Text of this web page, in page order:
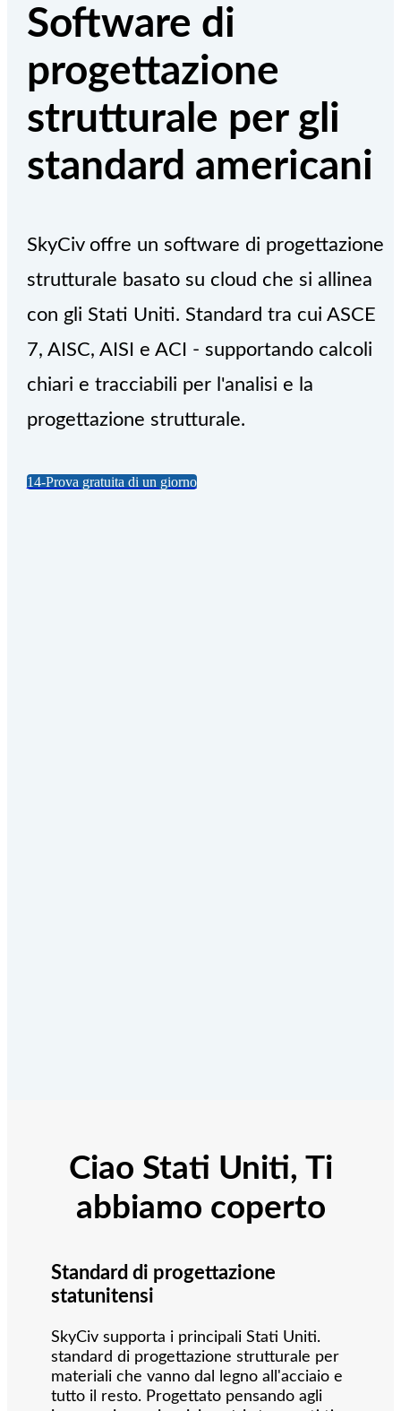
Software di
progettazione
strutturale per gli
standard americani
SkyCiv offre un software di progettazione
strutturale basato su cloud che si allinea
con gli Stati Uniti. Standard tra cui ASCE
7, AISC, AISI e ACI - supportando calcoli
chiari e tracciabili per l'analisi e la
progettazione strutturale.
14-Prova gratuita di un giorno
Ciao Stati Uniti, Ti
abbiamo coperto
Standard di progettazione
statunitensi
SkyCiv supporta i principali Stati Uniti.
standard di progettazione strutturale per
materiali che vanno dal legno all'acciaio e
tutto il resto. Progettato pensando agli